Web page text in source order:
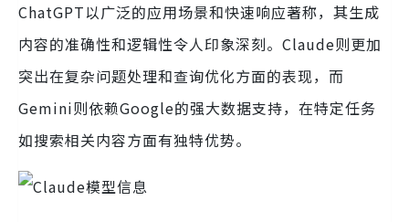
ChatGPT以广泛的应用场景和快速响应著称，其生成
内容的准确性和逻辑性令人印象深刻。Claude则更加
突出在复杂问题处理和查询优化方面的表现，而
Gemini则依赖Google的强大数据支持，在特定任务
如搜索相关内容方面有独特优势。